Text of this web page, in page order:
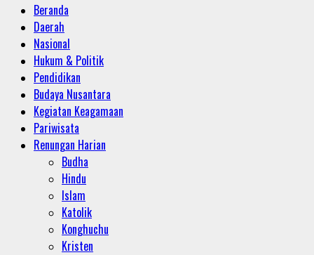
Primary
Menu
Beranda
Daerah
Nasional
Hukum & Politik
Pendidikan
Budaya Nusantara
Kegiatan Keagamaan
Pariwisata
Renungan Harian
Budha
Hindu
Islam
Katolik
Konghuchu
Kristen